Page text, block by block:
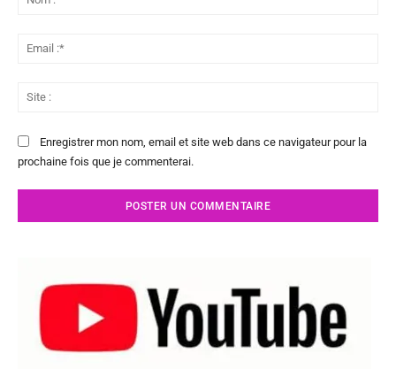
Enregistrer mon nom, email et site web dans ce navigateur pour la
prochaine fois que je commenterai.